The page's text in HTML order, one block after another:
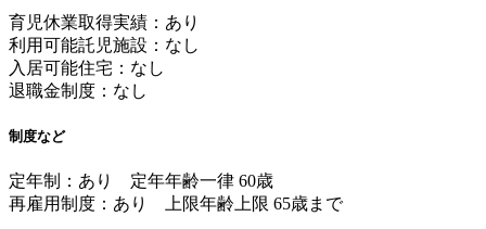
育児休業取得実績：あり
利用可能託児施設：なし
入居可能住宅：なし
退職金制度：なし
制度など
定年制：あり 定年年齢一律 60歳
再雇用制度：あり 上限年齢上限 65歳まで